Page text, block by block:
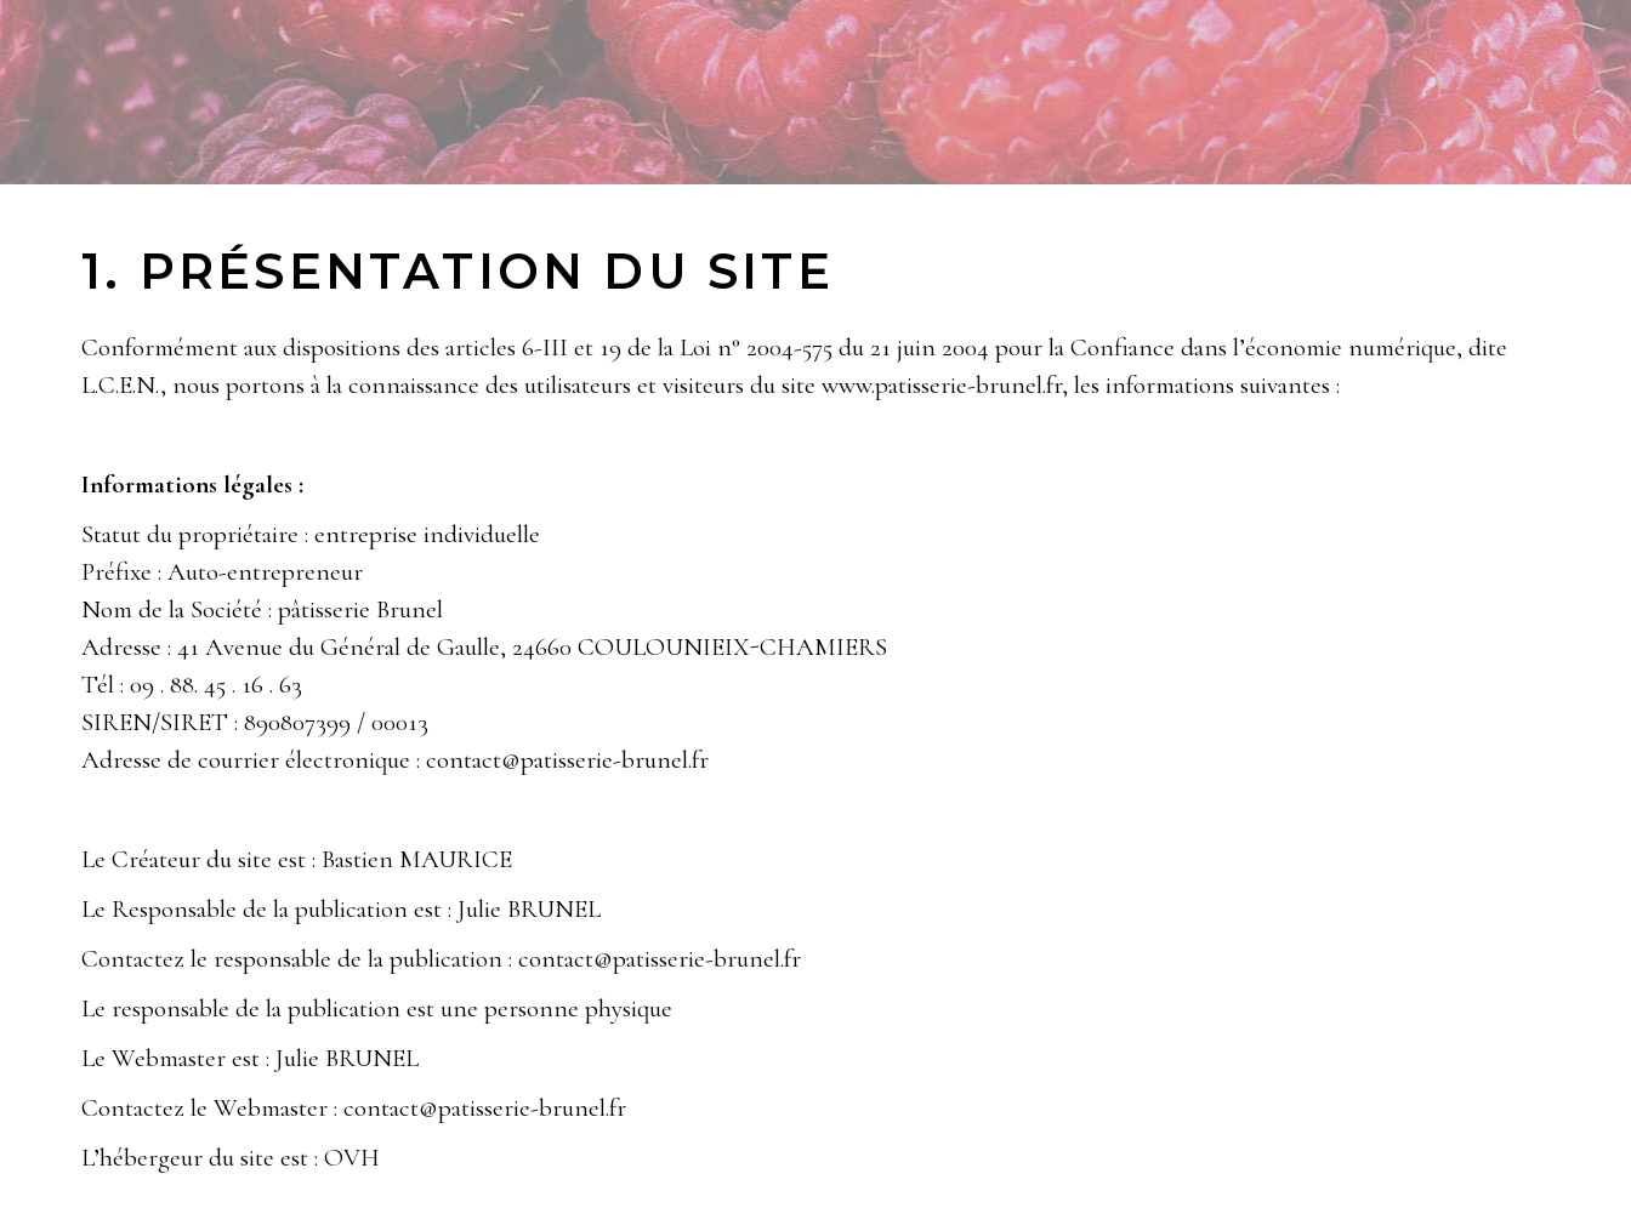
1. PRÉSENTATION DU SITE
Conformément aux dispositions des articles 6-III et 19 de la Loi n° 2004-575 du 21 juin 2004 pour la Confiance dans l’économie numérique, dite
L.C.E.N., nous portons à la connaissance des utilisateurs et visiteurs du site www.patisserie-brunel.fr, les informations suivantes :
Informations légales :
Statut du propriétaire : entreprise individuelle
Préfixe : Auto-entrepreneur
Nom de la Société : pâtisserie Brunel
Adresse : 41 Avenue du Général de Gaulle, 24660 COULOUNIEIX-CHAMIERS
Tél : 09 . 88. 45 . 16 . 63
SIREN/SIRET : 890807399 / 00013
Adresse de courrier électronique : contact@patisserie-brunel.fr
Le Créateur du site est : Bastien MAURICE
Le Responsable de la publication est : Julie BRUNEL
Contactez le responsable de la publication : contact@patisserie-brunel.fr
Le responsable de la publication est une personne physique
Le Webmaster est : Julie BRUNEL
Contactez le Webmaster : contact@patisserie-brunel.fr
L’hébergeur du site est : OVH